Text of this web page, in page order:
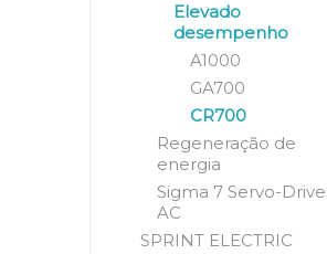
Elevado
desempenho
A1000
GA700
CR700
Regeneração de
energia
Sigma 7 Servo-
AC
SPRINT ELECTRIC